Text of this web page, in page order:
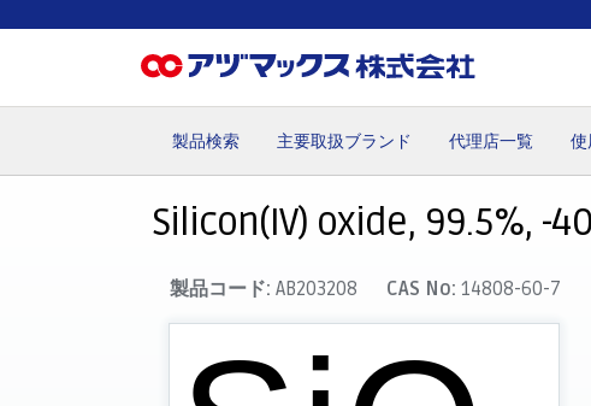
製品検索 主要取扱ブランド 代理店一覧 使
Silicon(IV) oxide, 99.5%, -
製品コード:AB203208 CAS No:14808-60-7